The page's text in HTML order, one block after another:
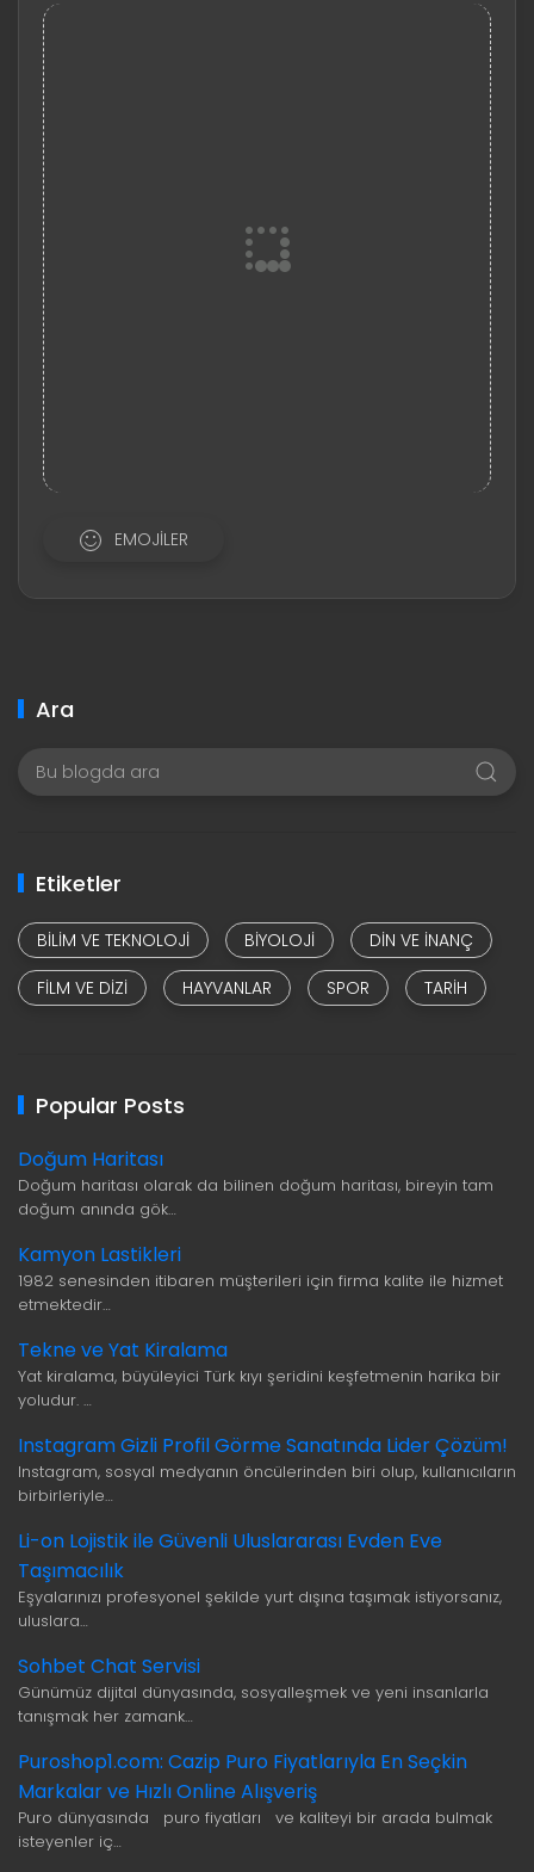
EMOJILER
Ara
Etiketler
BILIM VE TEKNOLOJI BIYOLOJI
DIN VE INANÇ
FILM VE DIZI
HAYVANLAR SPOR TARIH
Popular Posts
Doğum Haritası
Doğum haritası olarak da bilinen doğum haritası, bireyin tam
doğum anında gök…
Kamyon Lastikleri
1982 senesinden itibaren müşterileri için firma kalite ile hizmet
etmektedir…
Tekne ve Yat Kiralama
Yat kiralama, büyüleyici Türk kıyı şeridini keşfetmenin harika bir
yoludur. …
Instagram Gizli Profil Görme Sanatında Lider Çözüm!
Instagram, sosyal medyanın öncülerinden biri olup, kullanıcıların
birbirleriyle…
Li-on Lojistik ile Güvenli Uluslararası Evden Eve
Taşımacılık
Eşyalarınızı profesyonel şekilde yurt dışına taşımak istiyorsanız,
uluslara…
Sohbet Chat Servisi
Günümüz dijital dünyasında, sosyalleşmek ve yeni insanlarla
tanışmak her zamank…
Puroshop1.com: Cazip Puro Fiyatlarıyla En Seçkin
Markalar ve Hızlı Online Alışveriş
Puro dünyasında puro fiyatları ve kaliteyi bir arada bulmak
isteyenler iç…